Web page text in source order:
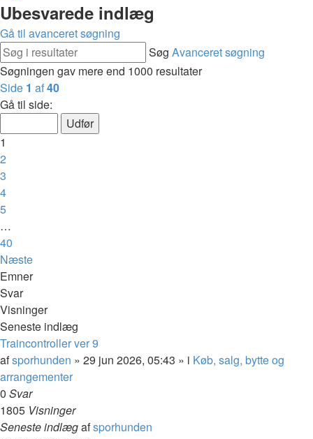
Ubesvarede indlæg
Gå til avanceret søgning
Søg Avanceret søgning
Søgningen gav mere end 1000 resultater
Side 1 af40
Gå til side:
1
2
3
4
5
…
40
Næste
Emner
Svar
Visninger
Seneste indlæg
Traincontroller ver 9
afsporhunden » 29 jun 2026, 05:43 » i Køb, salg, bytte og
arrangementer
0 Svar
1805 Visninger
Seneste indlægafsporhunden